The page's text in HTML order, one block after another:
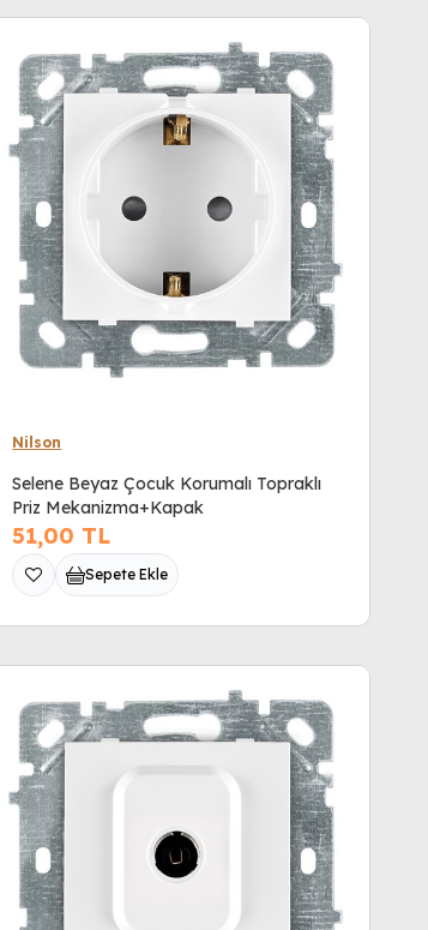
Nilson
Selene Beyaz Çocuk Korumalı Topraklı
Priz Mekanizma+Kapak
51,00 TL
Sepete Ekle